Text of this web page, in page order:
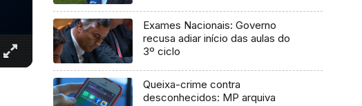
Exames Nacionais: Governo
recusa adiar início das aulas do
3º ciclo
Queixa-crime contra
desconhecidos: MP arquiva